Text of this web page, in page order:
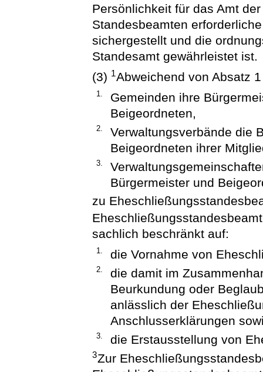
Persönlichkeit für das Amt
Standesbeamten
sichergestellt und die
Standesamt gewährleistet ist.
(3) 1Abweichend von Absatz
1.
Gemeinden ihre
Beigeordneten,
2.
Verwaltungsverbände die
Beigeordneten ihrer
3.
Bürgermeister und
zu
sachlich beschränkt auf:
1. die Vornahme von
2.
die damit im
Beurkundung oder
anlässlich der
Anschlusserklärungen
3. die Erstausstellung von
3Zur